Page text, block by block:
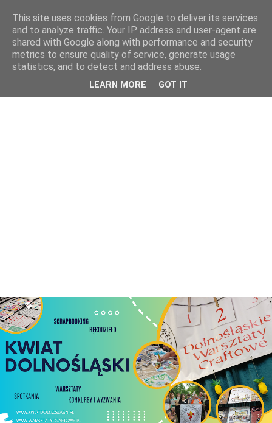
This site uses cookies from Google to deliver its services
and to analyze traffic. Your IP address and user-agent are
shared with Google along with performance and security
metrics to ensure quality of service, generate usage
statistics, and to detect and address abuse.
LEARN MORE GOT IT